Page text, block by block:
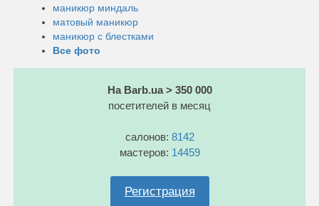
маникюр миндаль
матовый маникюр
маникюр с блестками
Все фото
На Barb.ua > 350 000
посетителей в месяц
салонов: 8142
мастеров: 14459
Регистрация